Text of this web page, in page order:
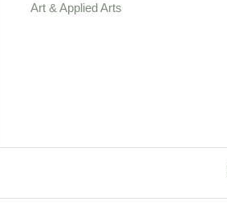
Art & Applied Arts